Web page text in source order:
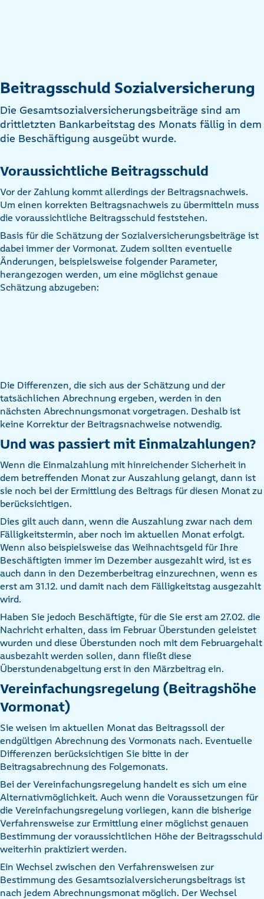
Beitragsschuld Sozialversicherung
Die Gesamtsozialversicherungsbeiträge sind am
drittletzten Bankarbeitstag des Monats fällig in dem
die Beschäftigung ausgeübt wurde.
Voraussichtliche Beitragsschuld
Vor der Zahlung kommt allerdings der Beitragsnachweis.
Um einen korrekten Beitragsnachweis zu übermitteln muss
die voraussichtliche Beitragsschuld feststehen.
Basis für die Schätzung der Sozialversicherungsbeiträge ist
dabei immer der Vormonat. Zudem sollten eventuelle
Änderungen, beispielsweise folgender Parameter,
herangezogen werden, um eine möglichst genaue
Schätzung abzugeben:
Die Differenzen, die sich aus der Schätzung und der
tatsächlichen Abrechnung ergeben, werden in den
nächsten Abrechnungsmonat vorgetragen. Deshalb ist
keine Korrektur der Beitragsnachweise notwendig.
Und was passiert mit Einmalzahlungen?
Wenn die Einmalzahlung mit hinreichender Sicherheit in
dem betreffenden Monat zur Auszahlung gelangt, dann ist
sie noch bei der Ermittlung des Beitrags für diesen Monat zu
berücksichtigen.
Dies gilt auch dann, wenn die Auszahlung zwar nach dem
Fälligkeitstermin, aber noch im aktuellen Monat erfolgt.
Wenn also beispielsweise das Weihnachtsgeld für Ihre
Beschäftigten immer im Dezember ausgezahlt wird, ist es
auch dann in den Dezemberbeitrag einzurechnen, wenn es
erst am 31.12. und damit nach dem Fälligkeitstag ausgezahlt
wird.
Haben Sie jedoch Beschäftigte, für die Sie erst am 27.02. die
Nachricht erhalten, dass im Februar Überstunden geleistet
wurden und diese Überstunden noch mit dem Februargehalt
ausbezahlt werden sollen, dann fließt diese
Überstundenabgeltung erst in den Märzbeitrag ein.
Vereinfachungsregelung (Beitragshöhe
Vormonat)
Sie weisen im aktuellen Monat das Beitragssoll der
endgültigen Abrechnung des Vormonats nach. Eventuelle
Differenzen berücksichtigen Sie bitte in der
Beitragsabrechnung des Folgemonats.
Bei der Vereinfachungsregelung handelt es sich um eine
Alternativmöglichkeit. Auch wenn die Voraussetzungen für
die Vereinfachungsregelung vorliegen, kann die bisherige
Verfahrensweise zur Ermittlung einer möglichst genauen
Bestimmung der voraussichtlichen Höhe der Beitragsschuld
weiterhin praktiziert werden.
Ein Wechsel zwischen den Verfahrensweisen zur
Bestimmung des Gesamtsozialversicherungsbeitrags ist
nach jedem Abrechnungsmonat möglich. Der Wechsel